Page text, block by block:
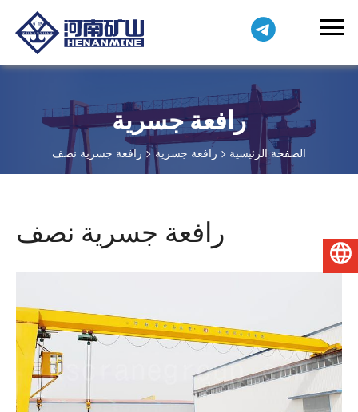
رافعة جسرية
الصفحة الرئيسية رافعة جسرية رافعة جسرية نصف
رافعة جسرية نصف العربية